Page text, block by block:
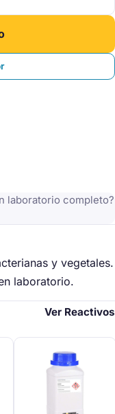
laboratorio completo?
y vegetales.
laboratorio.
Ver Reactivos